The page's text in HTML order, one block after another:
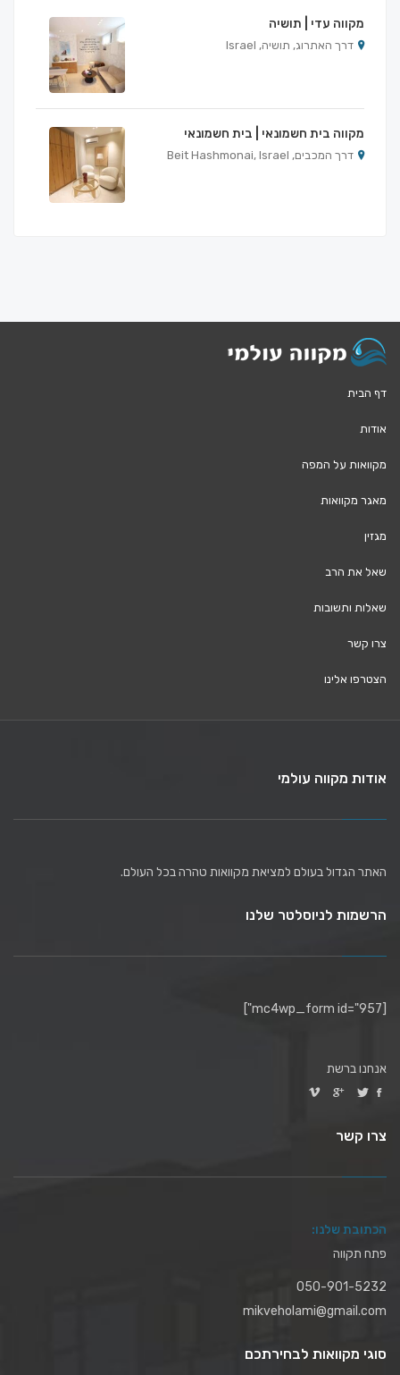
מקווה עדי | תושיה
דרך האתרוג, תושיה, Israel
מקווה בית חשמונאי | בית חשמונאי
דרך המכבים, Beit Hashmonai, Israel
דף הבית
אודות
מקוואות על המפה
מאגר מקוואות
מגזין
שאל את הרב
שאלות ותשובות
צרו קשר
הצטרפו אלינו
אודות מקווה עולמי
האתר הגדול בעולם למציאת מקוואות טהרה בכל העולם.
הרשמות לניוסלטר שלנו
[mc4wp_form id="957"]
אנחנו ברשת
צרו קשר
הכתובת שלנו:
פתח תקווה
050-901-5232
mikveholami@gmail.com
סוגי מקוואות לבחירתכם